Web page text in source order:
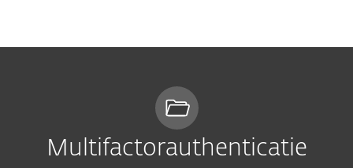
Multifactorauthenticatie